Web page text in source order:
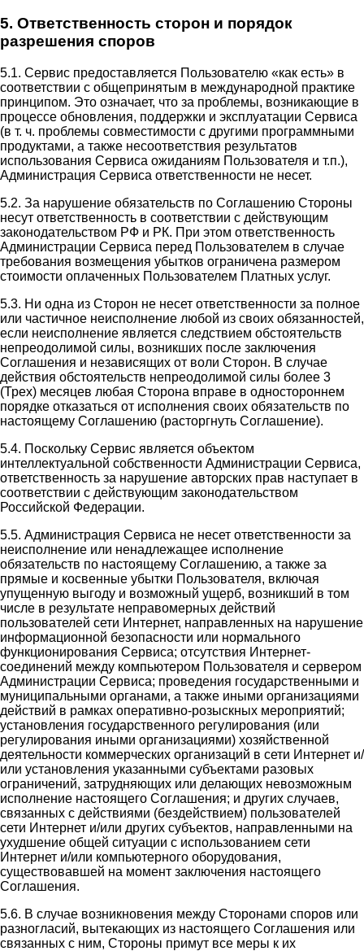
5. Ответственность сторон и порядок
разрешения споров
5.1. Сервис предоставляется Пользователю «как есть» в
соответствии с общепринятым в международной практике
принципом. Это означает, что за проблемы, возникающие в
процессе обновления, поддержки и эксплуатации Сервиса
(в т. ч. проблемы совместимости с другими программными
продуктами, а также несоответствия результатов
использования Сервиса ожиданиям Пользователя и т.п.),
Администрация Сервиса ответственности не несет.
5.2. За нарушение обязательств по Соглашению Стороны
несут ответственность в соответствии с действующим
законодательством РФ и РК. При этом ответственность
Администрации Сервиса перед Пользователем в случае
требования возмещения убытков ограничена размером
стоимости оплаченных Пользователем Платных услуг.
5.3. Ни одна из Сторон не несет ответственности за полное
или частичное неисполнение любой из своих обязанностей,
если неисполнение является следствием обстоятельств
непреодолимой силы, возникших после заключения
Соглашения и независящих от воли Сторон. В случае
действия обстоятельств непреодолимой силы более 3
(Трех) месяцев любая Сторона вправе в одностороннем
порядке отказаться от исполнения своих обязательств по
настоящему Соглашению (расторгнуть Соглашение).
5.4. Поскольку Сервис является объектом
интеллектуальной собственности Администрации Сервиса,
ответственность за нарушение авторских прав наступает в
соответствии с действующим законодательством
Российской Федерации.
5.5. Администрация Сервиса не несет ответственности за
неисполнение или ненадлежащее исполнение
обязательств по настоящему Соглашению, а также за
прямые и косвенные убытки Пользователя, включая
упущенную выгоду и возможный ущерб, возникший в том
числе в результате неправомерных действий
пользователей сети Интернет, направленных на нарушение
информационной безопасности или нормального
функционирования Сервиса; отсутствия Интернет-
соединений между компьютером Пользователя и сервером
Администрации Сервиса; проведения государственными и
муниципальными органами, а также иными организациями
действий в рамках оперативно-розыскных мероприятий;
установления государственного регулирования (или
регулирования иными организациями) хозяйственной
деятельности коммерческих организаций в сети Интернет и/
или установления указанными субъектами разовых
ограничений, затрудняющих или делающих невозможным
исполнение настоящего Соглашения; и других случаев,
связанных с действиями (бездействием) пользователей
сети Интернет и/или других субъектов, направленными на
ухудшение общей ситуации с использованием сети
Интернет и/или компьютерного оборудования,
существовавшей на момент заключения настоящего
Соглашения.
5.6. В случае возникновения между Сторонами споров или
разногласий, вытекающих из настоящего Соглашения или
связанных с ним, Стороны примут все меры к их